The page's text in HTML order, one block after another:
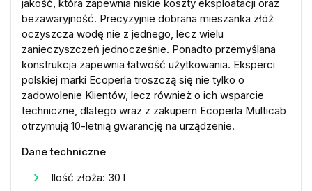
jakość, która zapewnia niskie koszty eksploatacji oraz
bezawaryjność. Precyzyjnie dobrana mieszanka złóż
oczyszcza wodę nie z jednego, lecz wielu
zanieczyszczeń jednocześnie. Ponadto przemyślana
konstrukcja zapewnia łatwość użytkowania. Eksperci
polskiej marki Ecoperla troszczą się nie tylko o
zadowolenie Klientów, lecz również o ich wsparcie
techniczne, dlatego wraz z zakupem Ecoperla Multicab
otrzymują 10-letnią gwarancję na urządzenie.
Dane techniczne
Ilość złoża: 30 l